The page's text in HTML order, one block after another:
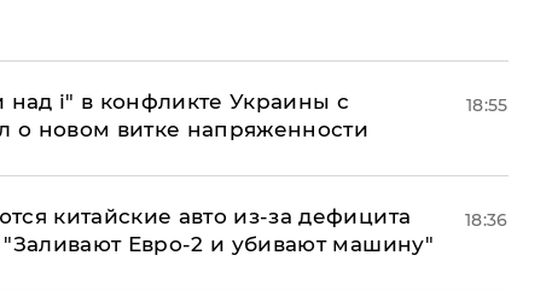
над і" в конфликте Украины с
о новом витке напряженности
18:55
китайские авто из-за дефицита
"Заливают Евро-2 и убивают машину"
18:36